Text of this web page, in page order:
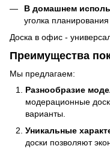
В домашнем
уголка
Доска в офис -
Преимущества
Мы предлагаем:
Разнообразие
модерационные
варианты.
Уникальные
доски позволяют